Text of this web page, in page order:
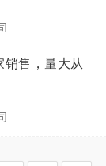
售，量大从